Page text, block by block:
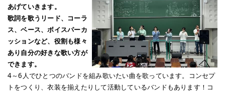
あげていきます。
歌詞を歌うリード、コーラ
ス、ベース、ボイスパーカ
ッションなど、役割も様々
あり自分の好きな歌い方が
できます。
4～6人でひとつのバンドを組み歌いたい曲を歌っています。コンセプ
トをつくり、衣装を揃えたりして活動しているバンドもあります！コ